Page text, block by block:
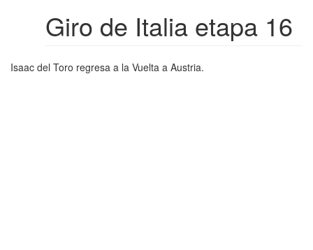
Giro de Italia etapa 16
Isaac del Toro regresa a la Vuelta a Austria.